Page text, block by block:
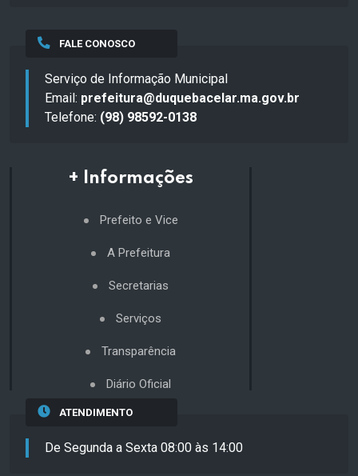
FALE CONOSCO
Serviço de Informação Municipal
Email: prefeitura@duquebacelar.ma.gov.br
Telefone: (98) 98592-0138
+ Informações
Prefeito e Vice
A Prefeitura
Secretarias
Serviços
Transparência
Diário Oficial
ATENDIMENTO
De Segunda a Sexta 08:00 às 14:00